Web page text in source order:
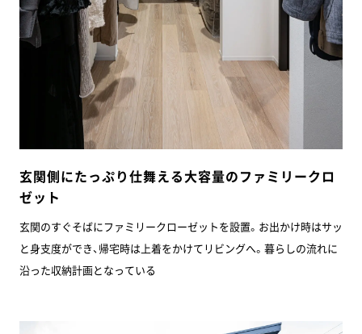
玄関側にたっぷり仕舞える大容量のファミリークロ
ゼット
玄関のすぐそばにファミリークローゼットを設置。お出かけ時はサッ
と身支度ができ、帰宅時は上着をかけてリビングへ。暮らしの流れに
沿った収納計画となっている